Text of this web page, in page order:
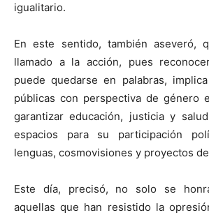
igualitario.
En este sentido, también aseveró,
llamado a la acción, pues
puede quedarse en palabras,
públicas con perspectiva de género
garantizar educación, justicia y
espacios para su participación
lenguas, cosmovisiones y proyectos
Este día, precisó, no solo se
aquellas que han resistido la